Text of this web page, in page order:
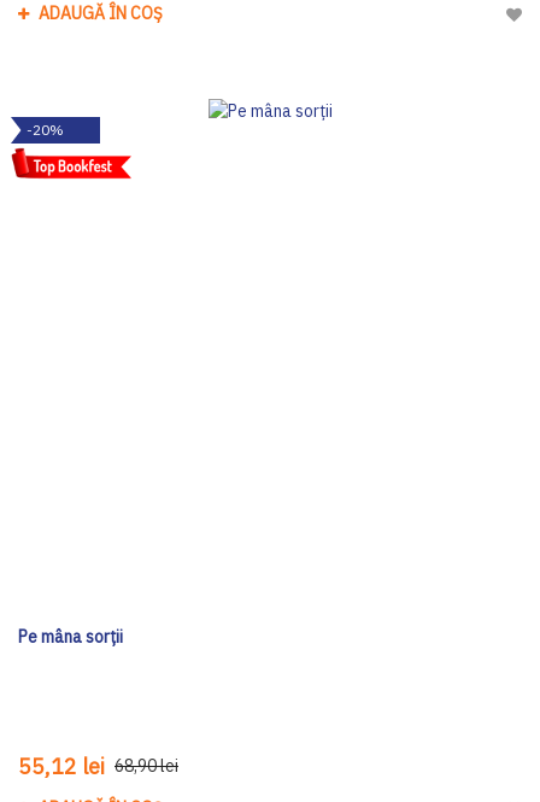
ADAUGĂ ÎN COȘ
-20%
Pe mâna sorții
55,12 lei 68,90 lei